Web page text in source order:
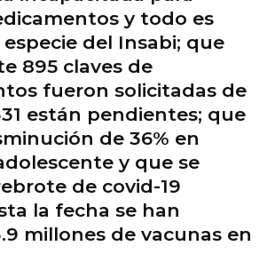
y todo es
del Insabi; que
895 claves de
fueron solicitadas de
están pendientes; que
de 36% en
y que se
de covid-19
la fecha se han
millones de vacunas en